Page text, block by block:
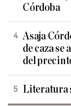
Córdoba
Asaja
de caza se
del
Literatura